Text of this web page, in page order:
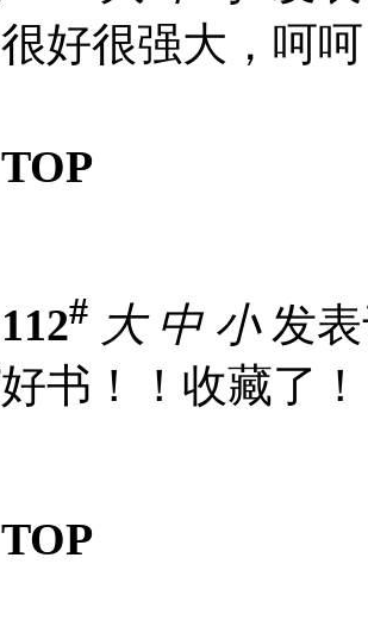
很好很强大，呵
TOP
112# 大 中 小发表
好书！！收藏了
TOP